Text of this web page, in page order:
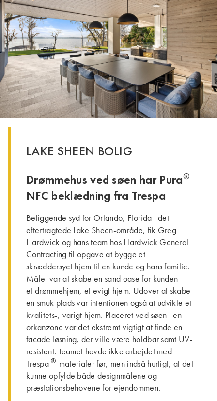
LAKE SHEEN BOLIG
Drømmehus ved søen har Pura®
NFC beklædning fra Trespa
Beliggende syd for Orlando, Florida i det
eftertragtede Lake Sheen-område, fik Greg
Hardwick og hans team hos Hardwick General
Contracting til opgave at bygge et
skræddersyet hjem til en kunde og hans familie.
Målet var at skabe en sand oase for kunden –
et drømmehjem, et evigt hjem. Udover at skabe
en smuk plads var intentionen også at udvikle et
kvalitets-, varigt hjem. Placeret ved søen i en
orkanzone var det ekstremt vigtigt at finde en
facade løsning, der ville være holdbar samt UV-
resistent. Teamet havde ikke arbejdet med
Trespa®-materialer før, men indså hurtigt, at det
kunne opfylde både designmålene og
præstationsbehovene for ejendommen.